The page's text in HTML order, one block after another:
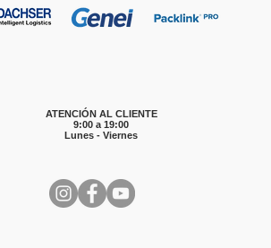
ATENCIÓN AL CLIENTE
9:00 a 19:00
Lunes - Viernes